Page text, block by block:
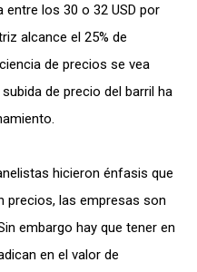
los 30 o 32 USD por
alcance el 25% de
de precios se vea
de precio del barril ha
hicieron énfasis que
precios, las empresas son
embargo hay que tener en
en el valor de